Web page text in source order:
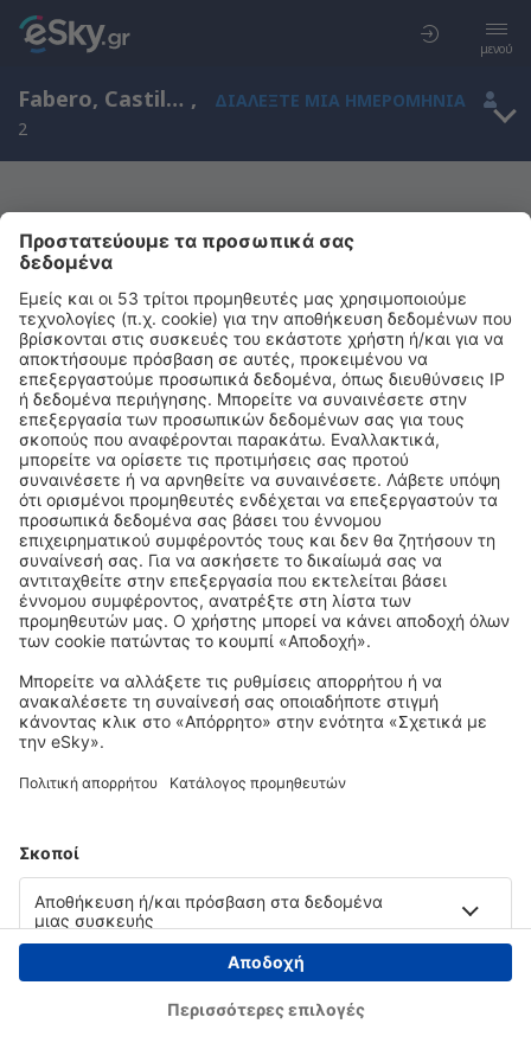
μενού
Fabero, Castile and León, Ισπανία ,
ΔΙΑΛΈΞΤΕ ΜΙΑ ΗΜΕΡΟΜΗΝΊΑ
2
Μας συγχωρείτε, δεν υπάρχουν
αποτελέσματα για την αναζήτησή σας
Προσπαθήστε να κάνετε αναζήτηση με διαφορετικά κριτήρια
Copyright © eSky.gr. Με την επιφύλαξη παντός νομίμου δικαιώματος.